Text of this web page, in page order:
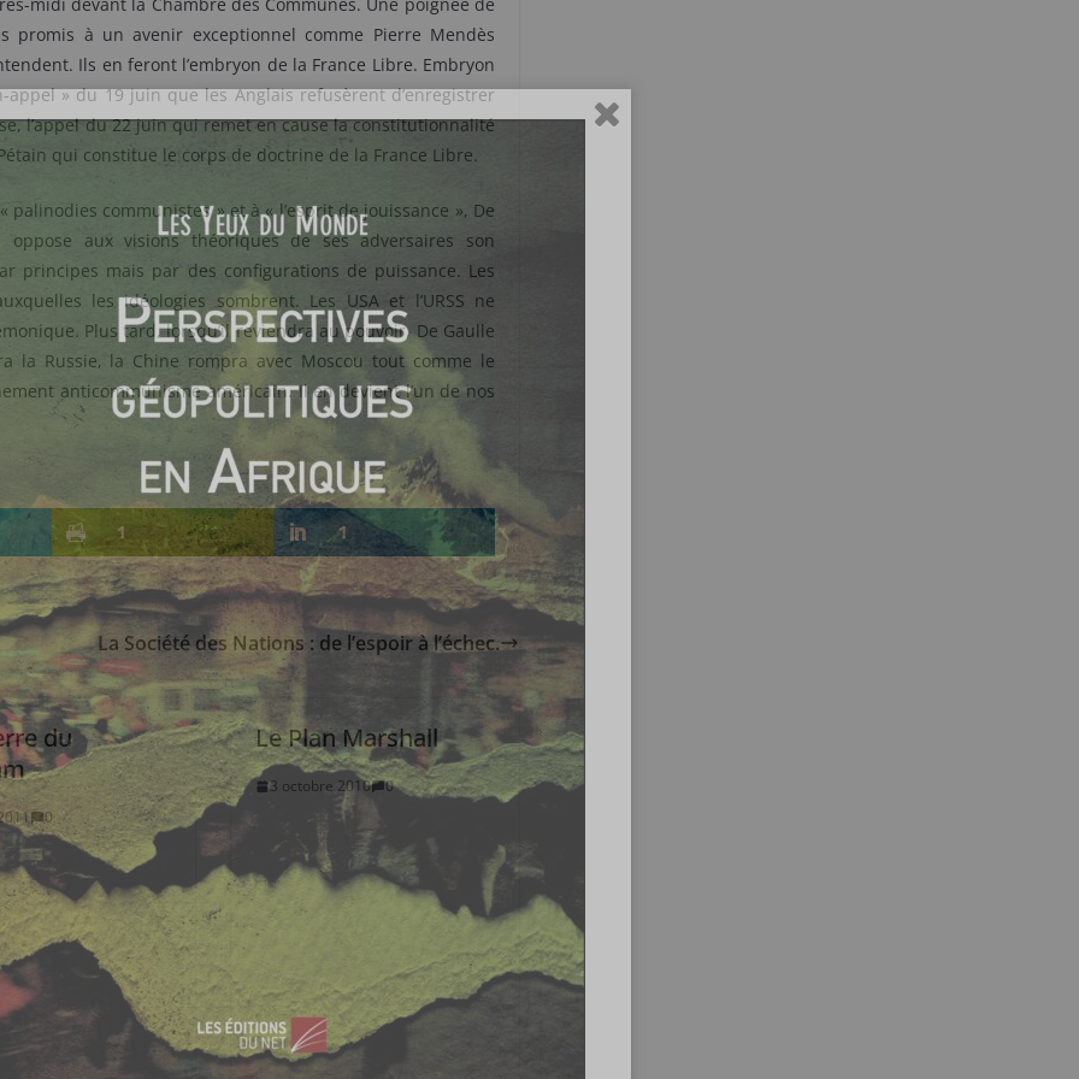
promis à un avenir exceptionnel comme Pierre Mendès
Ils en feront l’embryon de la France Libre. Embryon
» du 19 juin que les Anglais refusèrent d’enregistrer
l’appel du 22 juin qui remet en cause la constitutionnalité
qui constitue le corps de doctrine de la France Libre.
communistes » et à « l’esprit de jouissance », De
aux visions théoriques de ses adversaires son
principes mais par des configurations de puissance. Les
les idéologies sombrent. Les USA et l’URSS ne
Plus tard, lorsqu’il reviendra au pouvoir, De Gaulle
la Russie, la Chine rompra avec Moscou tout comme le
anticommunisme américain. Il en devient l’un de nos
1 1
La Société des Nations : de l’espoir à l’échec.
du
0
Le Plan Marshall
3 octobre 2010 0